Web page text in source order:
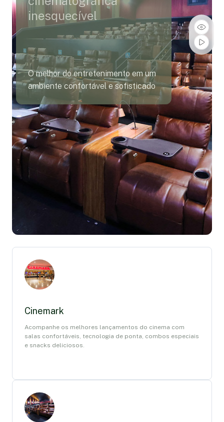
inesquecível
O melhor do entretenimento em um
ambiente confortável e sofisticado
Cinemark
Acompanhe os melhores lançamentos do cinema com
salas confortáveis, tecnologia de ponta, combos especiais
e snacks deliciosos.